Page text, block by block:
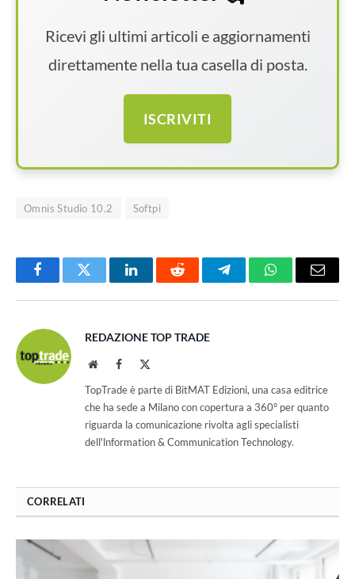
Ricevi gli ultimi articoli e aggiornamenti
direttamente nella tua casella di posta.
ISCRIVITI
Omnis Studio 10.2 Softpi
FacebookTwitter LinkedInReddit TelegramWhatsAppEmail
REDAZIONE TOP TRADE
WebsiteFacebook
TopTrade è parte di BitMAT Edizioni, una casa editrice
che ha sede a Milano con copertura a 360° per quanto
riguarda la comunicazione rivolta agli specialisti
dell'lnformation & Communication Technology.
CORRELATI